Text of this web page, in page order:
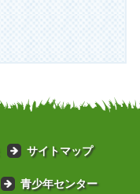
サイトマップ
青少年センター